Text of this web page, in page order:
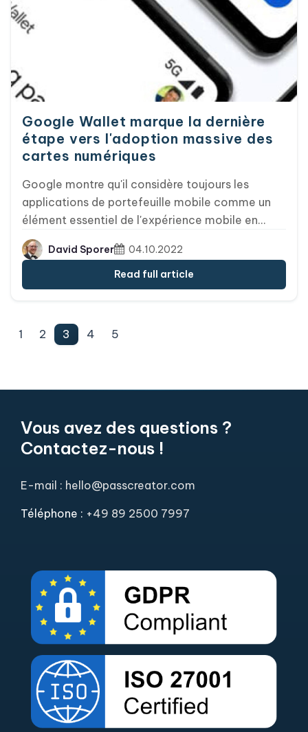
Google Wallet marque la dernière
étape vers l'adoption massive des
cartes numériques
Google montre qu'il considère toujours les
applications de portefeuille mobile comme un
élément essentiel de l'expérience mobile en
relançant Google Pay et en le rebaptisant
Google Wallet.
David Sporer
04.10.2022
Read full article
1 2 3 4 5
Vous avez des questions ?
Contactez-nous !
E-mail : hello@passcreator.com
Téléphone : +49 89 2500 7997